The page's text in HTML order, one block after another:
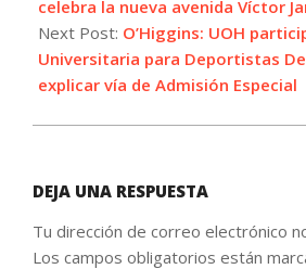
celebra la nueva avenida Víctor
Next Post: O’Higgins: UOH
Universitaria para Deportistas
explicar vía de Admisión Especial
DEJA UNA RESPUESTA
Tu dirección de correo electrónico
Los campos obligatorios están